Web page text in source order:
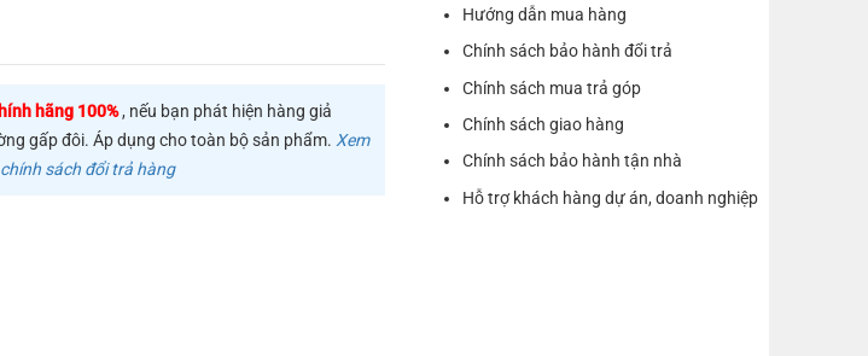
hãng 100%, nếu bạn phát hiện hàng giả
gấp đôi. Áp dụng cho toàn bộ sản phẩm. Xem
chính sách đổi trả hàng
Hướng dẫn mua hàng
Chính sách bảo hành đổi trả
Chính sách mua trả góp
Chính sách giao hàng
Chính sách bảo hành tận nhà
Hỗ trợ khách hàng dự án, doanh nghiệp